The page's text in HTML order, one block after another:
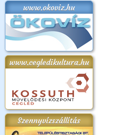
www.okoviz.hu
www.cegledikultura.hu
Szennyvízszállítás
2018.
Kossuth Toborzó
2017.09.22-23.
és Magyarok
Kenyere Program